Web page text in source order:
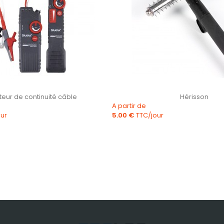
Trancheuse de sol 5.5 CV
A partir de
180.00 €TTC/jour